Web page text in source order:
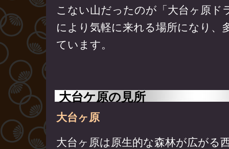
こない山だったのが「大台ヶ原ド
により気軽に来れる場所になり、
ています。
大台ケ原の見所
大台ヶ原
大台ヶ原は原生的な森林が広がる